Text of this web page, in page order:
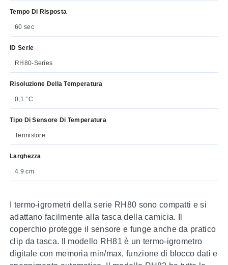
Tempo Di Risposta
60 sec
ID Serie
RH80-Series
Risoluzione Della Temperatura
0,1 °C
Tipo Di Sensore Di Temperatura
Termistore
Larghezza
4.9 cm
I termo-igrometri della serie RH80 sono compatti e si
adattano facilmente alla tasca della camicia. Il
coperchio protegge il sensore e funge anche da pratico
clip da tasca. Il modello RH81 è un termo-igrometro
digitale con memoria min/max, funzione di blocco dati e